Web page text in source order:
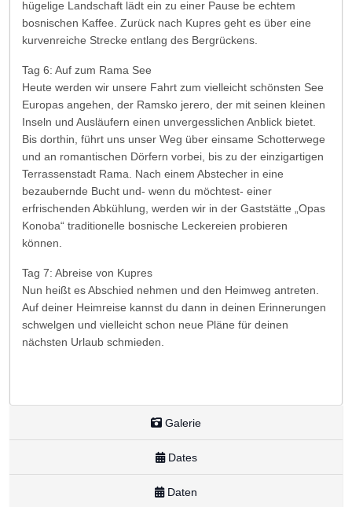
hügelige Landschaft lädt ein zu einer Pause be echtem
bosnischen Kaffee. Zurück nach Kupres geht es über eine
kurvenreiche Strecke entlang des Bergrückens.
Tag 6: Auf zum Rama See
Heute werden wir unsere Fahrt zum vielleicht schönsten See
Europas angehen, der Ramsko jerero, der mit seinen kleinen
Inseln und Ausläufern einen unvergesslichen Anblick bietet.
Bis dorthin, führt uns unser Weg über einsame Schotterwege
und an romantischen Dörfern vorbei, bis zu der einzigartigen
Terrassenstadt Rama. Nach einem Abstecher in eine
bezaubernde Bucht und- wenn du möchtest- einer
erfrischenden Abkühlung, werden wir in der Gaststätte „Opas
Konoba“ traditionelle bosnische Leckereien probieren
können.
Tag 7: Abreise von Kupres
Nun heißt es Abschied nehmen und den Heimweg antreten.
Auf deiner Heimreise kannst du dann in deinen Erinnerungen
schwelgen und vielleicht schon neue Pläne für deinen
nächsten Urlaub schmieden.
Galerie
Dates
Daten